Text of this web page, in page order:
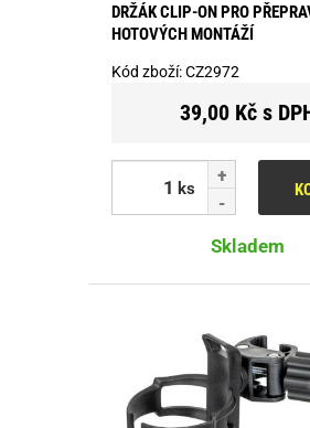
DRŽÁK CLIP-ON PRO
HOTOVÝCH MONTÁŽÍ
Kód zboží:CZ2972
39,00 Kč s
ks
Skladem